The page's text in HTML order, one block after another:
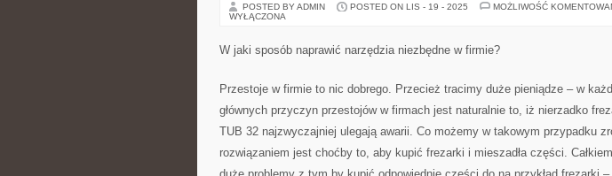
POSTED BY ADMIN POSTED ON LIS - 19 - 2025 MOŻLIWOŚĆ
WYŁĄCZONA
W jaki sposób naprawić narzędzia niezbędne w firmie?
Przestoje w firmie to nic dobrego. Przecież tracimy duże pieniądze – w
głównych przyczyn przestojów w firmach jest naturalnie to, iż nierzadko
TUB 32 najzwyczajniej ulegają awarii. Co możemy w takowym przypadku
rozwiązaniem jest choćby to, aby kupić frezarki i mieszadła części.